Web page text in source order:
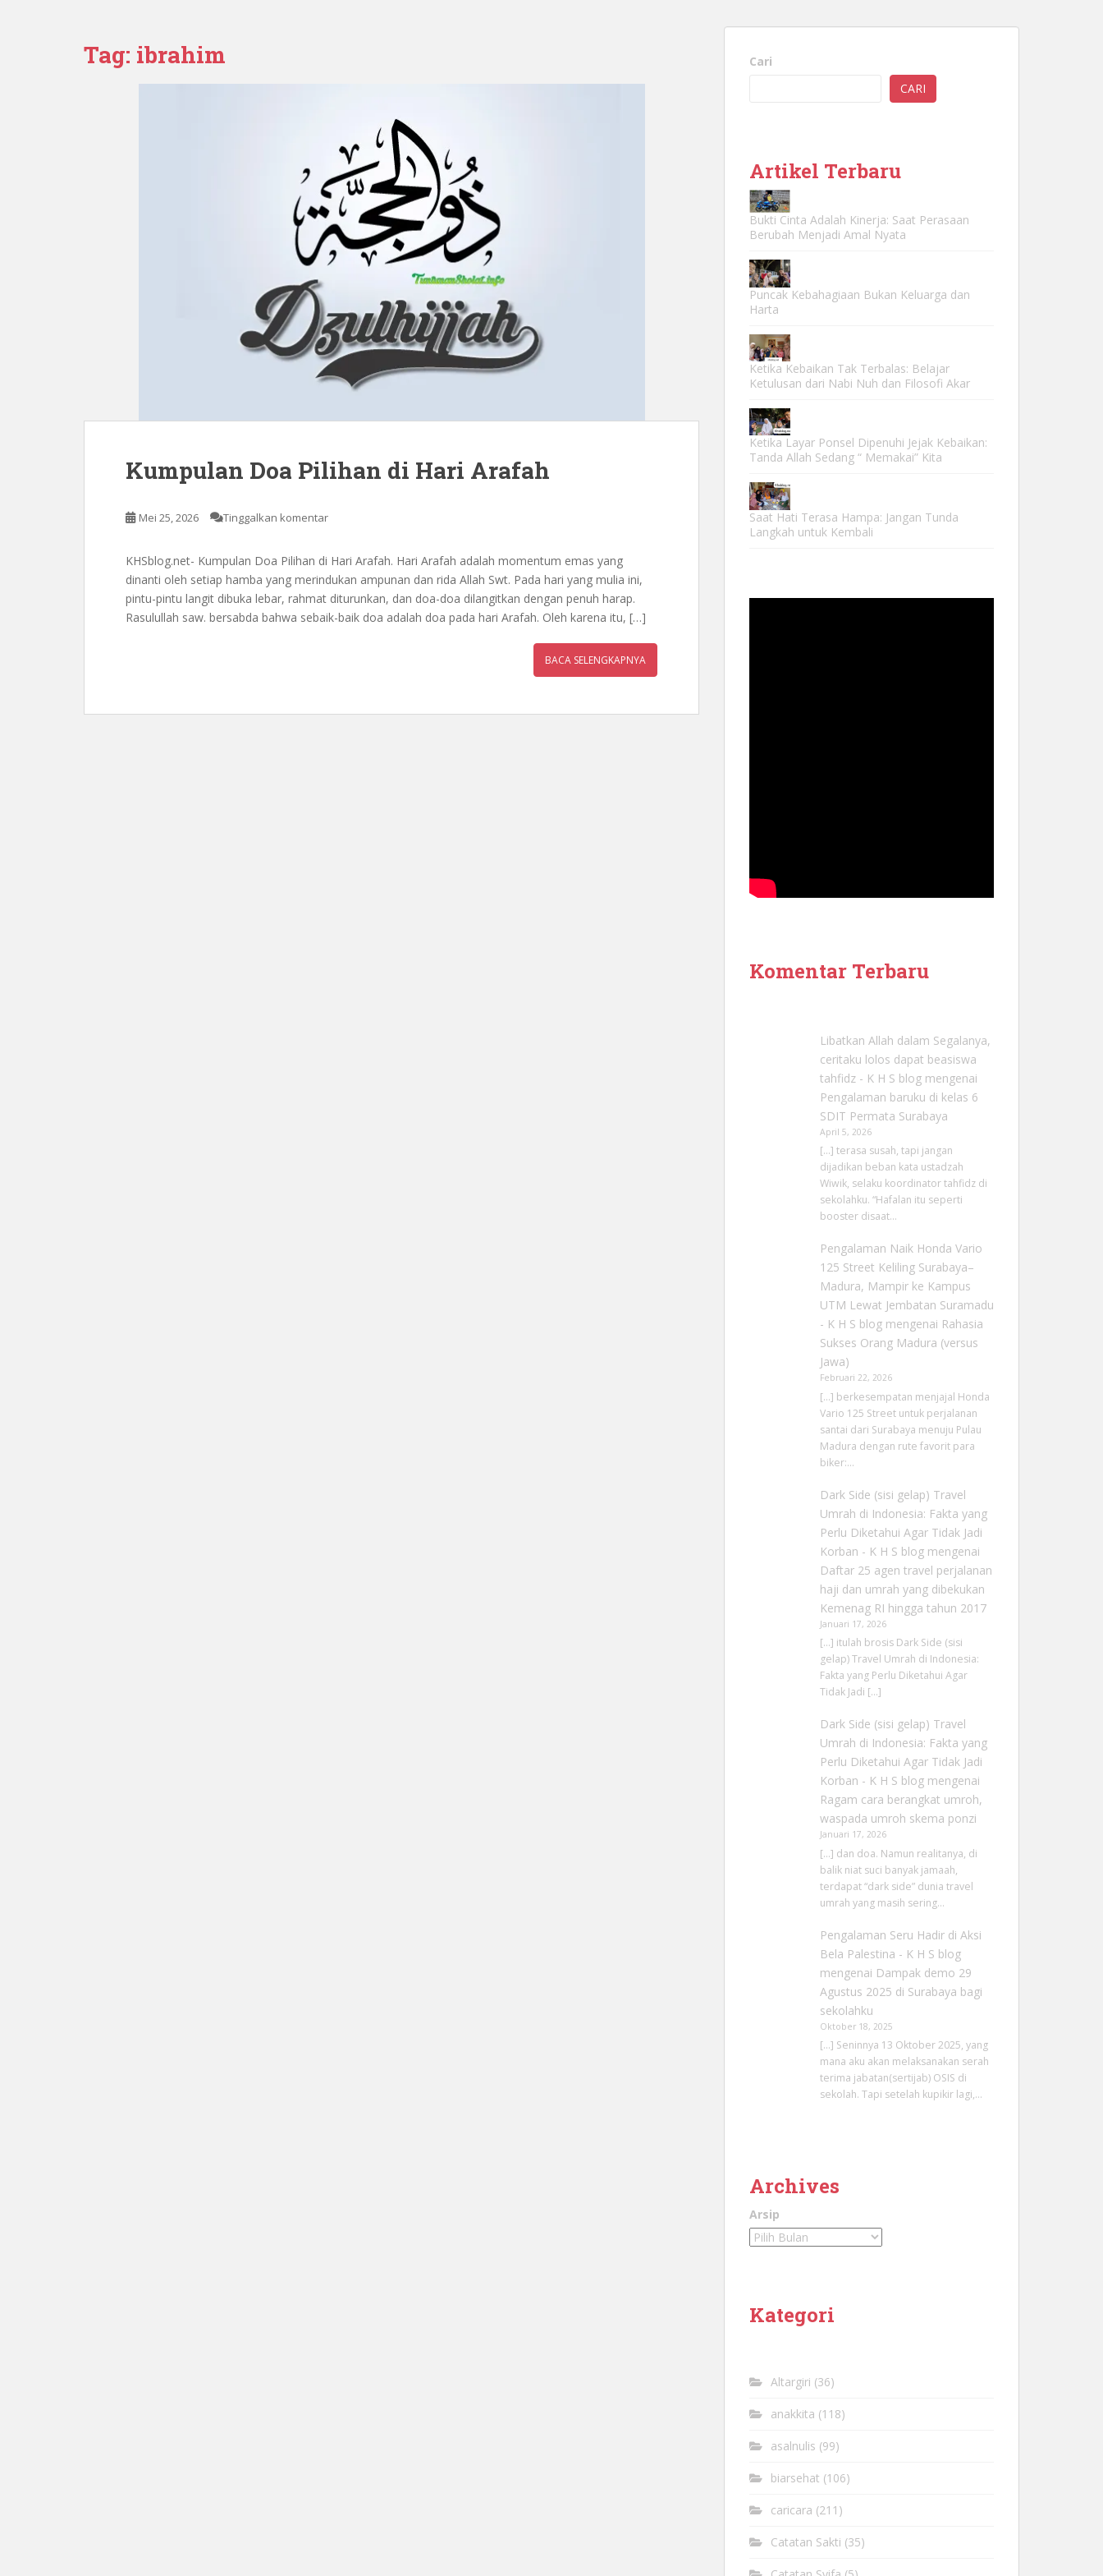
Tag: ibrahim
Kumpulan Doa Pilihan di Hari Arafah
Mei 25, 2026 Tinggalkan komentar
KHSblog.net- Kumpulan Doa Pilihan di Hari Arafah. Hari Arafah adalah momentum emas yang
dinanti oleh setiap hamba yang merindukan ampunan dan rida Allah Swt. Pada hari yang mulia ini,
pintu-pintu langit dibuka lebar, rahmat diturunkan, dan doa-doa dilangitkan dengan penuh harap.
Rasulullah saw. bersabda bahwa sebaik-baik doa adalah doa pada hari Arafah. Oleh karena itu, […]
BACA SELENGKAPNYA
Cari
CARI
Artikel Terbaru
Bukti Cinta Adalah Kinerja: Saat Perasaan
Berubah Menjadi Amal Nyata
Puncak Kebahagiaan Bukan Keluarga dan
Harta
Ketika Kebaikan Tak Terbalas: Belajar
Ketulusan dari Nabi Nuh dan Filosofi Akar
Ketika Layar Ponsel Dipenuhi Jejak Kebaikan:
Tanda Allah Sedang “ Memakai” Kita
Saat Hati Terasa Hampa: Jangan Tunda
Langkah untuk Kembali
Komentar Terbaru
Libatkan Allah dalam Segalanya,
ceritaku lolos dapat beasiswa
tahfidz - K H S blogmengenai
Pengalaman baruku di kelas 6
SDIT Permata Surabaya
April 5, 2026
[…] terasa susah, tapi jangan
dijadikan beban kata ustadzah
Wiwik, selaku koordinator tahfidz di
sekolahku. “Hafalan itu seperti
booster disaat…
Pengalaman Naik Honda Vario
125 Street Keliling Surabaya–
Madura, Mampir ke Kampus
UTM Lewat Jembatan Suramadu
- K H S blogmengenai Rahasia
Sukses Orang Madura (versus
Jawa)
Februari 22, 2026
[…] berkesempatan menjajal Honda
Vario 125 Street untuk perjalanan
santai dari Surabaya menuju Pulau
Madura dengan rute favorit para
biker:…
Dark Side (sisi gelap) Travel
Umrah di Indonesia: Fakta yang
Perlu Diketahui Agar Tidak Jadi
Korban - K H S blogmengenai
Daftar 25 agen travel perjalanan
haji dan umrah yang dibekukan
Kemenag RI hingga tahun 2017
Januari 17, 2026
[…] itulah brosis Dark Side (sisi
gelap) Travel Umrah di Indonesia:
Fakta yang Perlu Diketahui Agar
Tidak Jadi […]
Dark Side (sisi gelap) Travel
Umrah di Indonesia: Fakta yang
Perlu Diketahui Agar Tidak Jadi
Korban - K H S blogmengenai
Ragam cara berangkat umroh,
waspada umroh skema ponzi
Januari 17, 2026
[…] dan doa. Namun realitanya, di
balik niat suci banyak jamaah,
terdapat “dark side” dunia travel
umrah yang masih sering…
Pengalaman Seru Hadir di Aksi
Bela Palestina - K H S blog
mengenai Dampak demo 29
Agustus 2025 di Surabaya bagi
sekolahku
Oktober 18, 2025
[…] Seninnya 13 Oktober 2025, yang
mana aku akan melaksanakan serah
terima jabatan(sertijab) OSIS di
sekolah. Tapi setelah kupikir lagi,…
Archives
Arsip
Kategori
Altargiri (36)
anakkita (118)
asalnulis (99)
biarsehat (106)
caricara (211)
Catatan Sakti (35)